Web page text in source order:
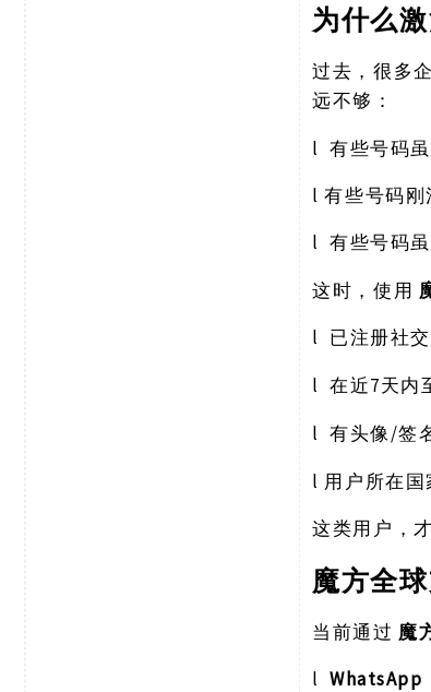
为什么
过去，很多
远不够：
l 有些号码
l有些号码
l
有些号码
这时，使用
l
已注册社交
l
在近7天内
l
有头像 /签
l 用户所在
这类用户，
魔方全
当前通过 魔
l WhatsApp